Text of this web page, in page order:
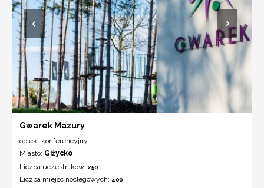
Gwarek Mazury
obiekt konferencyjny
Miasto: Giżycko
Liczba uczestników: 250
Liczba miejsc noclegowych: 400